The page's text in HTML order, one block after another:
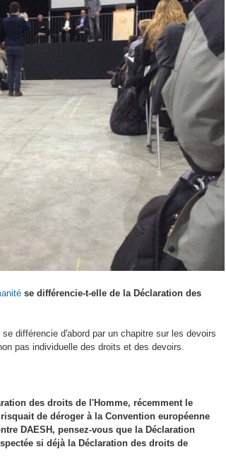
se différencie-t-elle de la Déclaration des
différencie d'abord par un chapitre sur les devoirs
pas individuelle des droits et des devoirs.
des droits de l'Homme, récemment le
de déroger à la Convention européenne
DAESH, pensez-vous que la Déclaration
si déjà la Déclaration des droits de